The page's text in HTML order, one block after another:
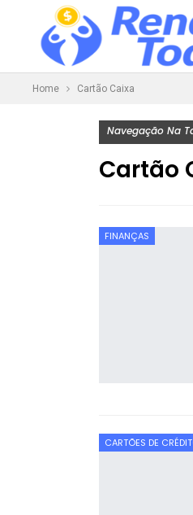
Home Cartão Caixa
Navegação Na
Cartão
FINANÇAS
CARTÕES DE